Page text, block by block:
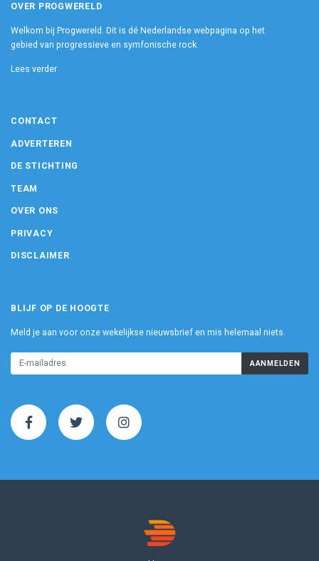
OVER PROGWERELD
Welkom bij Progwereld. Dit is dé Nederlandse webpagina op het
gebied van progressieve en symfonische rock.
Lees verder
CONTACT
ADVERTEREN
DE STICHTING
TEAM
OVER ONS
PRIVACY
DISCLAIMER
BLIJF OP DE HOOGTE
Meld je aan voor onze wekelijkse nieuwsbrief en mis helemaal niets.
AANMELDEN